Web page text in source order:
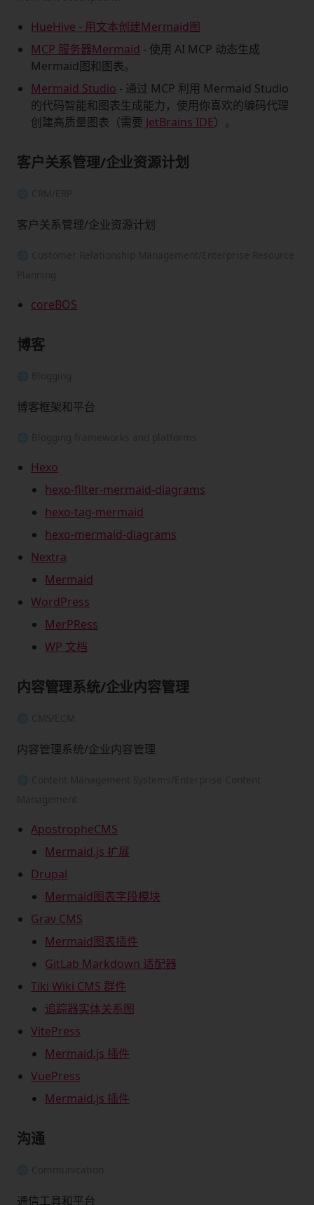
HueHive - 用文本创建Mermaid图
MCP 服务器Mermaid - 使用 AI MCP 动态生成
Mermaid图和图表。
Mermaid Studio - 通过 MCP 利用 Mermaid Studio
的代码智能和图表生成能力，使用你喜欢的编码代理
创建高质量图表（需要 JetBrains IDE）。
客户关系管理/企业资源计划
🌐 CRM/ERP
客户关系管理/企业资源计划
🌐 Customer Relationship Management/Enterprise Resource
coreBOS
博客
🌐 Blogging
博客框架和平台
🌐 Blogging frameworks and platforms
Hexo
hexo-filter-mermaid-diagrams
hexo-tag-mermaid
hexo-mermaid-diagrams
Nextra
Mermaid
WordPress
MerPRess
WP 文档
内容管理系统/企业内容管理
🌐 CMS/ECM
内容管理系统/企业内容管理
🌐 Content Management Systems/Enterprise Content
ApostropheCMS
Mermaid.js 扩展
Drupal
Mermaid图表字段模块
Grav CMS
Mermaid图表插件
GitLab Markdown 适配器
Tiki Wiki CMS 群件
追踪器实体关系图
VitePress
Mermaid.js 插件
VuePress
Mermaid.js 插件
沟通
🌐 Communication
通信工具和平台